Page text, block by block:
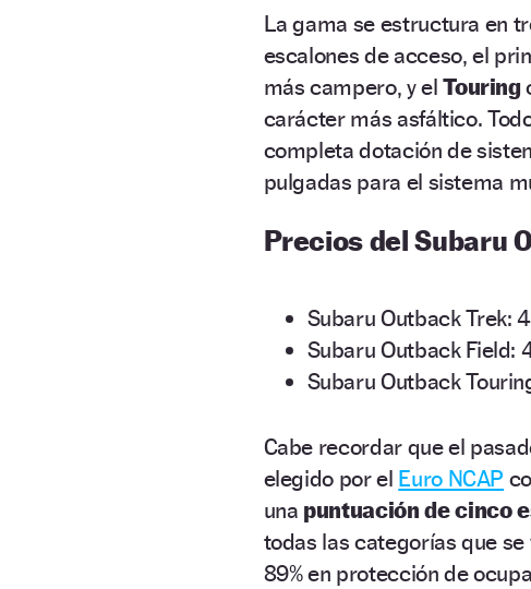
La gama se estructura en
escalones de acceso, el
más campero, y elTouring
carácter más asfáltico.
completa dotación de
pulgadas para el sistema
Precios del Subaru
Subaru Outback Trek:
Subaru Outback Field:
Subaru Outback
Cabe recordar que el
elegido por el Euro NCAP
una puntuación de cinco
todas las categorías que
89% en protección de